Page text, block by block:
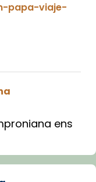
papa-viaje-
ens
ha